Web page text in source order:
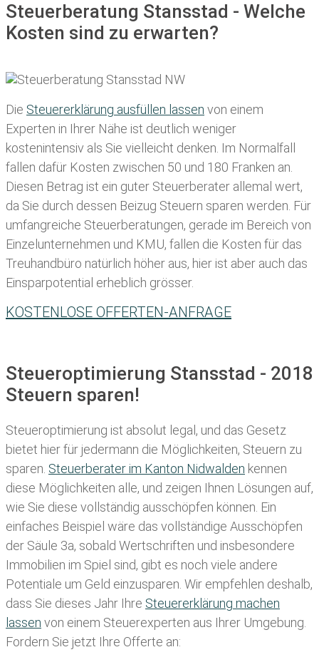
Steuerberatung Stansstad - Welche
Kosten sind zu erwarten?
Die Steuererklärung ausfüllen lassen von einem
Experten in Ihrer Nähe ist deutlich weniger
kostenintensiv als Sie vielleicht denken. Im Normalfall
fallen dafür Kosten zwischen 50 und 180 Franken an.
Diesen Betrag ist ein guter Steuerberater allemal wert,
da Sie durch dessen Beizug Steuern sparen werden. Für
umfangreiche Steuerberatungen, gerade im Bereich von
Einzelunternehmen und KMU, fallen die Kosten für das
Treuhandbüro natürlich höher aus, hier ist aber auch das
Einsparpotential erheblich grösser.
KOSTENLOSE OFFERTEN-ANFRAGE
Steueroptimierung Stansstad - 2018
Steuern sparen!
Steueroptimierung ist absolut legal, und das Gesetz
bietet hier für jedermann die Möglichkeiten, Steuern zu
sparen. Steuerberater im K anton Nidwalden kennen
diese Möglichkeiten alle, und zeigen Ihnen Lösungen auf,
wie Sie diese vollständig ausschöpfen können. Ein
einfaches Beispiel wäre das vollständige Ausschöpfen
der Säule 3a, sobald Wertschriften und insbesondere
Immobilien im Spiel sind, gibt es noch viele andere
Potentiale um Geld einzusparen. Wir empfehlen deshalb,
dass Sie dieses Jahr Ihre Steuererklärung machen
lassen von einem Steuerexperten aus Ihrer Umgebung.
Fordern Sie jetzt Ihre Offerte an: